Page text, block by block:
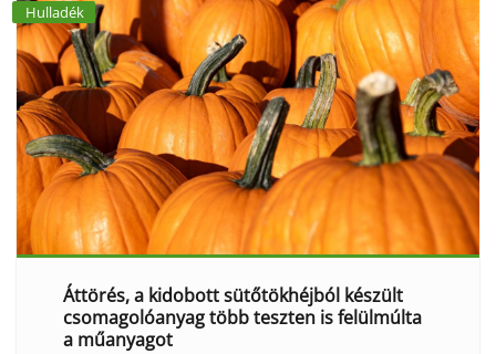
Hulladék
Áttörés, a kidobott sütőtökhéjból készült
csomagolóanyag több teszten is felülmúlta
a műanyagot